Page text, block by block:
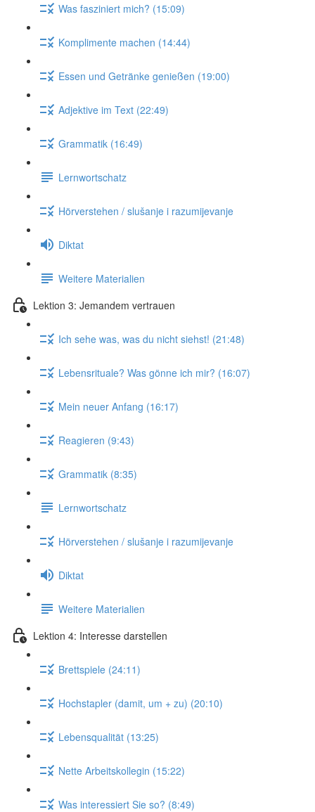
Was fasziniert mich? (15:09)
Komplimente machen (14:44)
Essen und Getränke genießen (19:00)
Adjektive im Text (22:49)
Grammatik (16:49)
Lernwortschatz
Hörverstehen / slušanje i razumijevanje
Diktat
Weitere Materialien
Lektion 3: Jemandem vertrauen
Ich sehe was, was du nicht siehst! (21:48)
Lebensrituale? Was gönne ich mir? (16:07)
Mein neuer Anfang (16:17)
Reagieren (9:43)
Grammatik (8:35)
Lernwortschatz
Hörverstehen / slušanje i razumijevanje
Diktat
Weitere Materialien
Lektion 4: Interesse darstellen
Brettspiele (24:11)
Hochstapler (damit, um + zu) (20:10)
Lebensqualität (13:25)
Nette Arbeitskollegin (15:22)
Was interessiert Sie so? (8:49)